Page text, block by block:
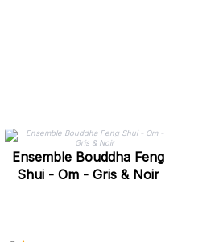
Ensemble Bouddha Feng
Shui - Om - Gris & Noir